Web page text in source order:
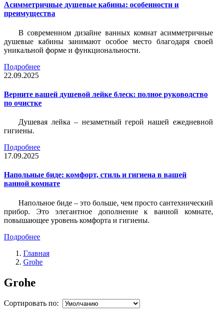
Асимметричные душевые кабины: особенности и
преимущества
В современном дизайне ванных комнат асимметричные
душевые кабины занимают особое место благодаря своей
уникальной форме и функциональности.
Подробнее
22.09.2025
Верните вашей душевой лейке блеск: полное руководство
по очистке
Душевая лейка – незаметный герой нашей ежедневной
гигиены.
Подробнее
17.09.2025
Напольные биде: комфорт, стиль и гигиена в вашей
ванной комнате
Напольное биде – это больше, чем просто сантехнический
прибор. Это элегантное дополнение к ванной комнате,
повышающее уровень комфорта и гигиены.
Подробнее
Главная
Grohe
Grohe
Сортировать по: